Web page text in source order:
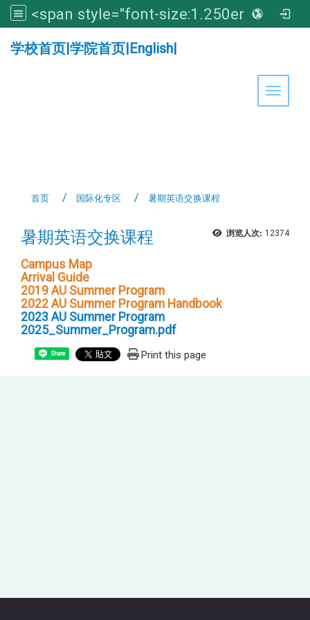
<span style="font-size:1.250em;"><strong>亚洲大学医学暨健康学院</strong></span>
学校首页|学院首页|English|
Toggle
首页 国际化专区 暑期英语交换课程
浏览人次: 12374
暑期英语交换课程
Campus Map
Arrival Guide
2019 AU Summer Program
2022 AU Summer Program Handbook
2023 AU Summer Program
2025_Summer_Program.pdf
Share Print this page